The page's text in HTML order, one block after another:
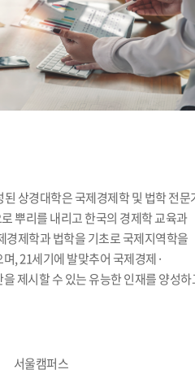
상경대학은 국제경제학 및 법학 전문
뿌리를 내리고 한국의 경제학 교육과
경제학과 법학을 기초로 국제지역학을
, 21세기에 발맞추어 국제경제·
제시할 수 있는 유능한 인재를 양성
서울캠퍼스